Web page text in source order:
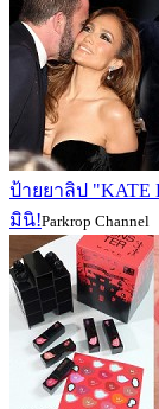
ป้ายยาลิป "KATE
มินิ!Parkrop Channel